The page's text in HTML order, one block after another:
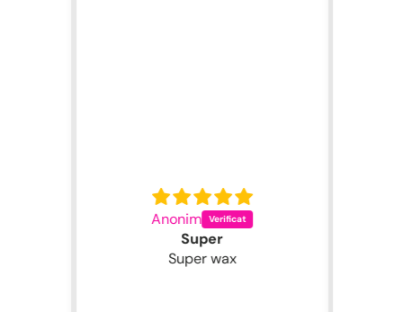
Anonim
Super
Super wax